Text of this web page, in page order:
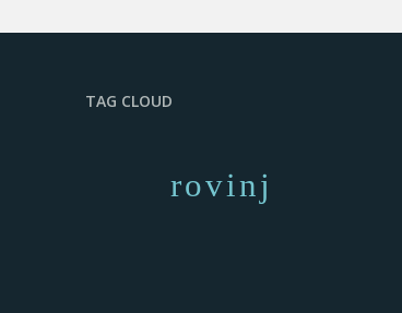
TAG CLOUD
rovinj